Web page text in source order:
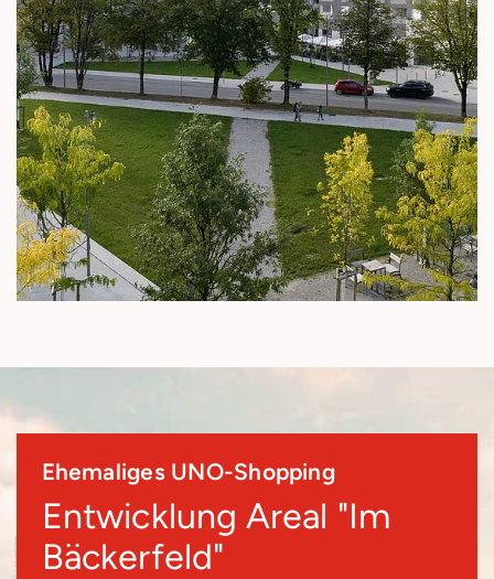
Ehemaliges UNO-Shopping
Entwicklung Areal "Im
Bäckerfeld"